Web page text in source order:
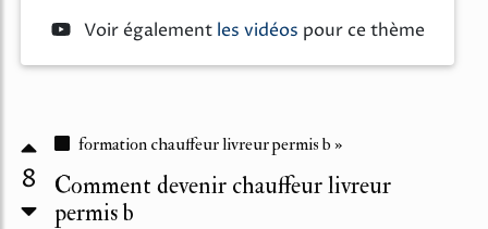
Voir également les vidéos pour ce thème
8
formation chauffeur livreur permis b »
Comment devenir chauffeur livreur
permis b